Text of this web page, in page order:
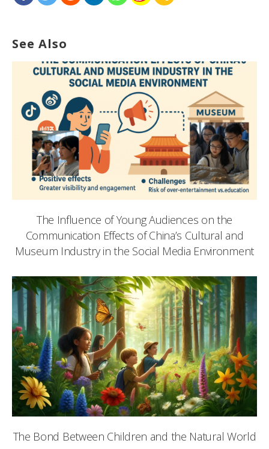
See Also
The Influence of Young Audiences on the
Communication Effects of China’s Cultural and
Museum Industry in the Social Media Environment
The Bond Between Children and the Natural World